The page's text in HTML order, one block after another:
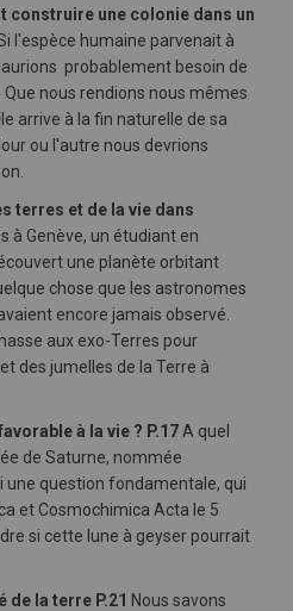
construire une colonie dans un
l'espèce humaine parvenait à
probablement besoin de
nous rendions nous mêmes
arrive à la fin naturelle de sa
ou l'autre nous devrions
terres et de la vie dans
à Genève, un étudiant en
une planète orbitant
chose que les astronomes
encore jamais observé.
aux exo-Terres pour
des jumelles de la Terre à
à la vie ? P.17 A quel
de Saturne, nommée
une question fondamentale, qui
et Cosmochimica Acta le 5
si cette lune à geyser pourrait
de la terre P.21 Nous savons